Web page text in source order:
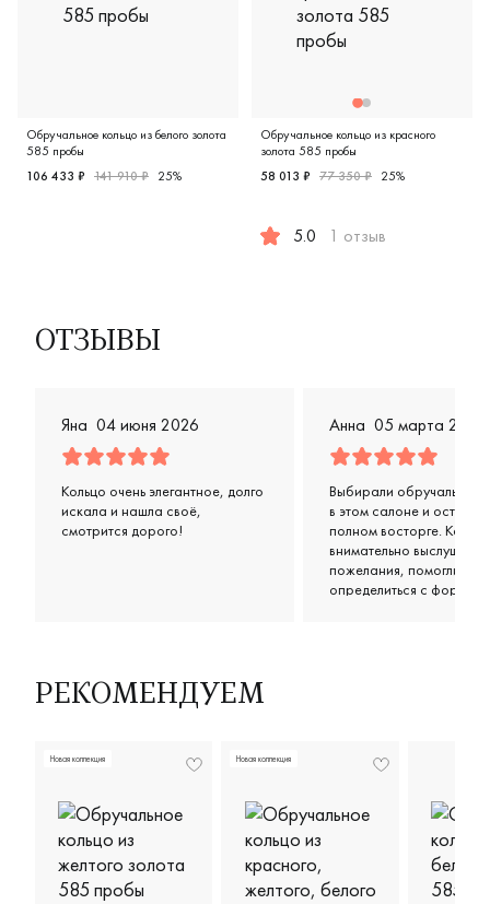
Обручальное кольцо из белого золота
585 пробы
Женские, белое золото 585 пробы, дизайнерская,
106 433 ₽ 141 910 ₽ 25%
Обручальное кольцо из красного
золота 585 пробы
58 013 ₽ 77 350 ₽ 25%
5.0 1 отзыв
ОТЗЫВЫ
Яна 04 июня 2026
Кольцо очень элегантное, долго
искала и нашла своё,
смотрится дорого!
Анна 05 марта 2026
Выбирали обручальные
в этом салоне и
полном восторге.
внимательно выслушали
пожелания, помогли
определиться с формой
чувствовалось, что им
ушли довольными.
РЕКОМЕНДУЕМ
Новая коллекция Новая коллекция